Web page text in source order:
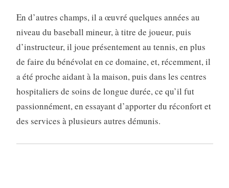
En d’autres champs, il a œuvré quelques années au
niveau du baseball mineur, à titre de joueur, puis
d’instructeur, il joue présentement au tennis, en plus
de faire du bénévolat en ce domaine, et, récemment, il
a été proche aidant à la maison, puis dans les centres
hospitaliers de soins de longue durée, ce qu’il fut
passionnément, en essayant d’apporter du réconfort et
des services à plusieurs autres démunis.